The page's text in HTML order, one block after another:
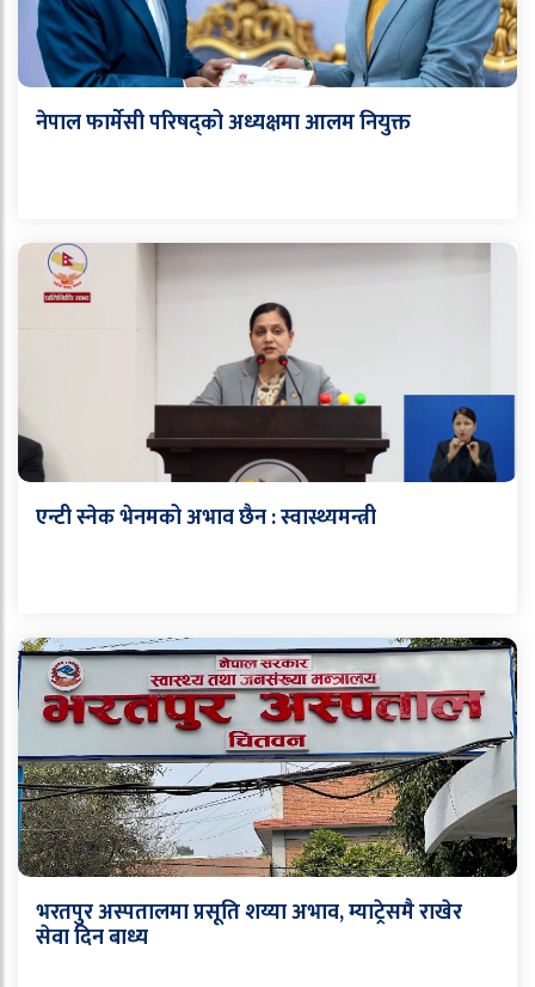
नेपाल फार्मेसी परिषद्को अध्यक्षमा आलम नियुक्त
एन्टी स्नेक भेनमको अभाव छैन : स्वास्थ्यमन्त्री
भरतपुर अस्पतालमा प्रसूति शय्या अभाव, म्याट्रेसमै राखेर
सेवा दिन बाध्य